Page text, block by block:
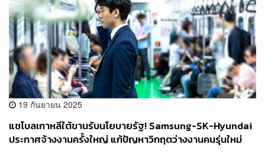
19 กันยายน 2025
แชโบลเกาหลีใต้ขานรับนโยบายรัฐ! Samsung-SK-Hyundai
ประกาศจ้างงานครั้งใหญ่ แก้ปัญหาวิกฤตว่างงานคนรุ่นใหม่